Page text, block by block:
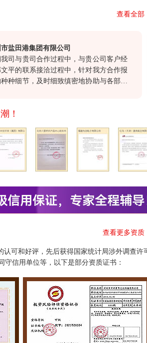
查看全部
田港集团有限公司
与贵司合作过程中，与贵公司客户经
的联系接洽过程中，针对我方合作报
细节，及时细致缜密地协助与各部门
！
查看更多资质
可和好评，先后获得国家统计局涉外调查许
信用单位等，以下是部分资质证书：